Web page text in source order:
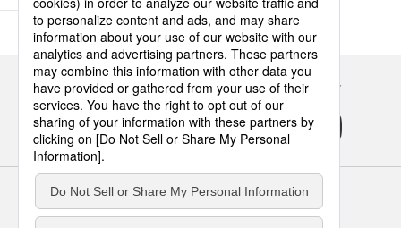
Panasonicの住まい・くらし SNSアカウント
サイトのご利用にあたって
クッキーポリシー
個人情報保護方針
パナソニック ホールディングス